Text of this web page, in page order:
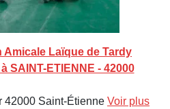
Laïque de Tardy
SAINT-ETIENNE - 42000
42000 Saint-Étienne Voir plus